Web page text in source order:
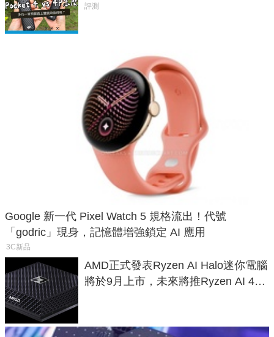
析，一次看懂兩台差異
評測
Google 新一代 Pixel Watch 5 規格流出！代號
「godric」現身，記憶體增強鎖定 AI 應用
3C新品
AMD正式發表Ryzen AI Halo迷你電腦
將於9月上市，未來將推Ryzen AI 400